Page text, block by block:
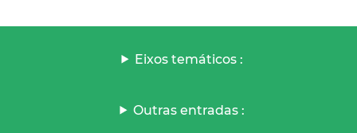
Eixos temáticos :
Outras entradas :